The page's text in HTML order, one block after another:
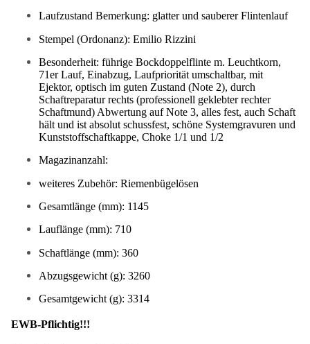
Laufzustand Bemerkung: glatter und sauberer Flintenlauf
Stempel (Ordonanz): Emilio Rizzini
Besonderheit: führige Bockdoppelflinte m. Leuchtkorn,
71er Lauf, Einabzug, Laufpriorität umschaltbar, mit
Ejektor, optisch im guten Zustand (Note 2), durch
Schaftreparatur rechts (professionell geklebter rechter
Schaftmund) Abwertung auf Note 3, alles fest, auch Schaft
hält und ist absolut schussfest, schöne Systemgravuren und
Kunststoffschaftkappe, Choke 1/1 und 1/2
Magazinanzahl:
weiteres Zubehör: Riemenbügelösen
Gesamtlänge (mm): 1145
Lauflänge (mm): 710
Schaftlänge (mm): 360
Abzugsgewicht (g): 3260
Gesamtgewicht (g): 3314
EWB-Pflichtig!!!